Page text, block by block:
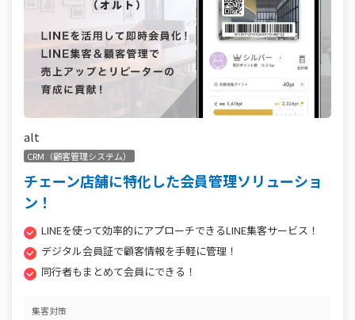
alt
CRM（顧客管理システム）
チェーン店舗に特化した会員管理ソリューショ
ン！
LINEを使って効率的にアプローチできるLINE集客サービス！
デジタル会員証で顧客情報を手軽に管理！
同行者もまとめて会員にできる！
集客対策